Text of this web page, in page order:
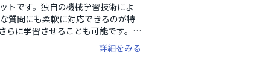
トです。独自の機械学習技術によ
質問にも柔軟に対応できるのが特
らに学習させることも可能です。AI
能があり、曜日/時間ごとの自動対
ます。そのほかにも、会話ログか
Teamsなどの外部サービスと
詳細をみる